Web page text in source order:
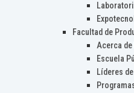
Facultad de
Acerca de
Escuela
Líderes